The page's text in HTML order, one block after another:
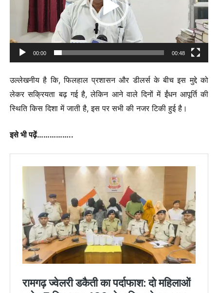
00:00 00:48
उल्लेखनीय है कि, फिलहाल प्रशासन और डीलर्स के बीच इस मुद्दे को
लेकर सक्रियता बढ़ गई है, लेकिन आने वाले दिनों में ईंधन आपूर्ति की
स्थिति किस दिशा में जाती है, इस पर सभी की नजर टिकी हुई है।
इसे भी पढ़ें……………..